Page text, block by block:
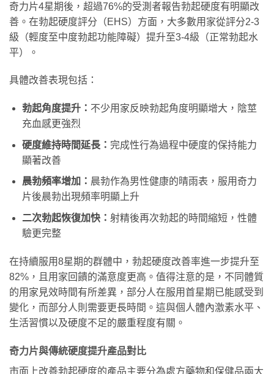
奇力片4星期後，超過76%的受測者報告勃起硬度有明顯改
善。在勃起硬度評分（EHS）方面，大多數用家從評分2-3
級（輕度至中度勃起功能障礙）提升至3-4級（正常勃起水
平）。
具體改善表現包括：
勃起角度提升： 不少用家反映勃起角度明顯增大，陰莖
充血感更強烈
硬度維持時間延長： 完成性行為過程中硬度的保持能力
顯著改善
晨勃頻率增加： 晨勃作為男性健康的晴雨表，服用奇力
片後晨勃出現頻率明顯上升
二次勃起恢復加快： 射精後再次勃起的時間縮短，性體
驗更完整
在持續服用8星期的群體中，勃起硬度改善率進一步提升至
82%，且用家回饋的滿意度更高。值得注意的是，不同體質
的用家見效時間有所差異，部分人在服用首星期已能感受到
變化，而部分人則需要更長時間。這與個人體內激素水平、
生活習慣以及硬度不足的嚴重程度有關。
奇力片與傳統硬度提升產品對比
市面上改善勃起硬度的產品主要分為處方藥物和保健品兩大